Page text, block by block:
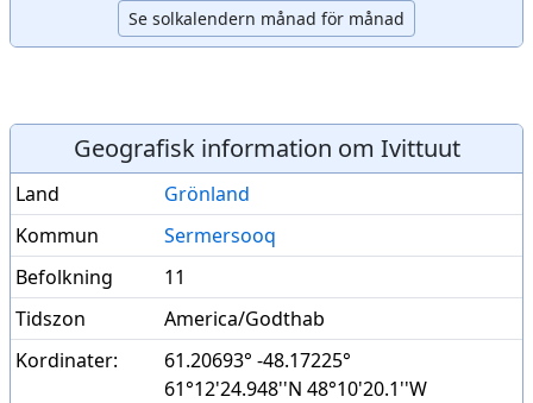
Se solkalendern månad för månad
Geografisk information om Ivittuut
Land
Grönland
Kommun
Sermersooq
Befolkning
11
Tidszon
America/Godthab
Kordinater:
61.20693° -48.17225°
61°12'24.948''N 48°10'20.1''W